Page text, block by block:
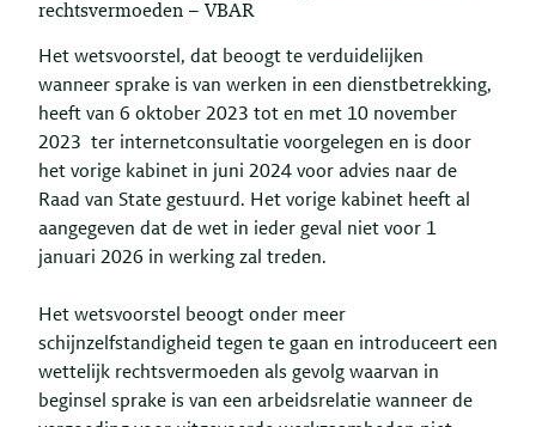
rechtsvermoeden – VBAR
Het wetsvoorstel, dat beoogt te verduidelijken
wanneer sprake is van werken in een dienstbetrekking,
heeft van 6 oktober 2023 tot en met 10 november
2023 ter internetconsultatie voorgelegen en is door
het vorige kabinet in juni 2024 voor advies naar de
Raad van State gestuurd. Het vorige kabinet heeft al
aangegeven dat de wet in ieder geval niet voor 1
januari 2026 in werking zal treden.
Het wetsvoorstel beoogt onder meer
schijnzelfstandigheid tegen te gaan en introduceert een
wettelijk rechtsvermoeden als gevolg waarvan in
beginsel sprake is van een arbeidsrelatie wanneer de